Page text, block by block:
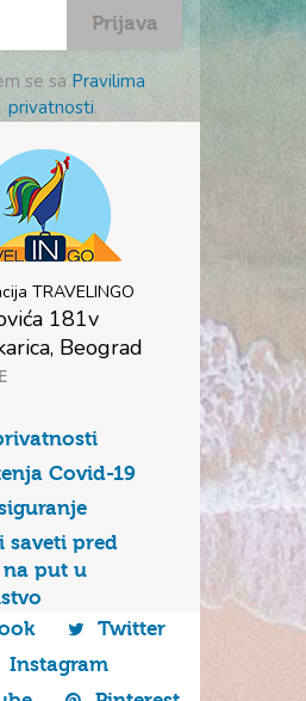
Prijava
se sa Pravilima
privatnosti.
TRAVELINGO
181v
Beograd
Covid-19
saveti pred
put u
Twitter
Instagram